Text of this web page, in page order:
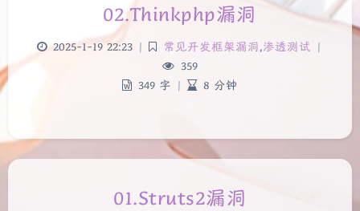
浅阴影
02.Thinkphp漏洞
2025-1-19 22:23 | 常见开发框架漏洞,渗透测试 |
359
349 字 | 8 分钟
01.Struts2漏洞